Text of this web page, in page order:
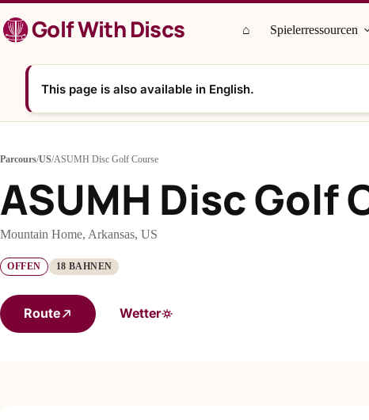
Inhalt
springenGolf With Discs ⌂ Spielerressourcen
This page is also available in English.
Parcours/US/ASUMH Disc Golf Course
ASUMH Disc Golf
Mountain Home, Arkansas, US
OFFEN 18 BAHNEN
Route Wetter